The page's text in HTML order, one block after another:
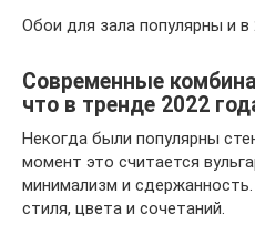
Обои для зала популярны и в
Современные
что в тренде 2022
Некогда были популярны
момент это считается
минимализм и
стиля, цвета и сочетаний.